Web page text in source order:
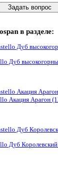
Задать вопрос
в разделе:
Дуб
Акация Арагон
Дуб